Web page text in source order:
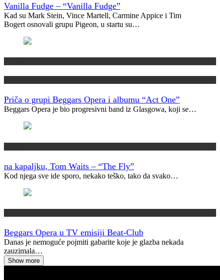
Vanilla Fudge – “Vanilla Fudge”
Kad su Mark Stein, Vince Martell, Carmine Appice i Tim
Bogert osnovali grupu Pigeon, u startu su…
Priča o grupi Beggars Opera i albumu “Act One”
Beggars Opera je bio progresivni band iz Glasgowa, koji se…
na kapaljku, Tom Waits – “The Fly”
Kod njega sve ide sporo, nekako teško, tako da svako…
Beggars Opera u TV emisiji Beat-Club
Danas je nemoguće pojmiti gabarite koje je glazba nekada
zauzimala…
Show more